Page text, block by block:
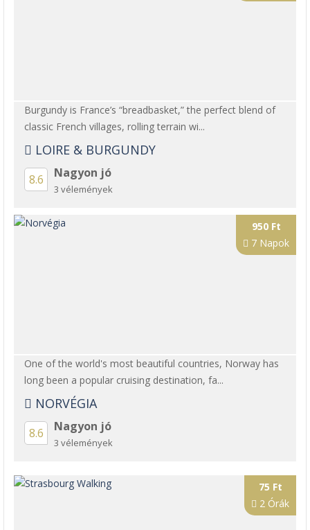
Burgundy is France’s “breadbasket,” the perfect blend of
classic French villages, rolling terrain wi...
LOIRE & BURGUNDY
8.6 Nagyon jó
3 vélemények
One of the world's most beautiful countries, Norway has
long been a popular cruising destination, fa...
NORVÉGIA
8.6 Nagyon jó
3 vélemények
950 Ft
7 Napok
75 Ft
2 Órák